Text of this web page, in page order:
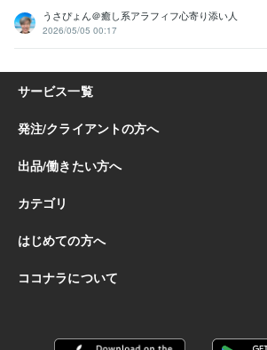
うさぴょん＠癒し系アラフィフ心寄り添い人
2026/05/05 00:17